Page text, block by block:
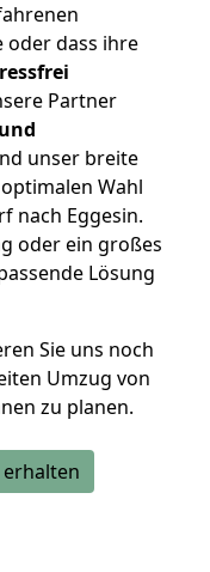
oder dass ihre
Partner
unser breite
Wahl
nach Eggesin.
oder ein großes
Lösung
Sie uns noch
Umzug von
zu planen.